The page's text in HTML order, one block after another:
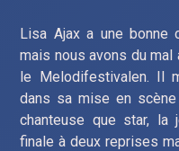
Lisa Ajax a une bonne
mais nous avons du mal
le Melodifestivalen. Il
dans sa mise en
chanteuse que star, la
finale à deux reprises